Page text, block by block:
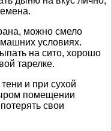
можно смело
условиях.
на сито, хорошо
тарелке.
и при сухой
помещении
свои